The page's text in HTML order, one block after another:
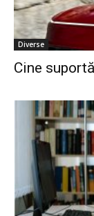
Diverse
Cine